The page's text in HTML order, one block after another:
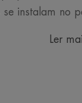
se instalam no
Ler